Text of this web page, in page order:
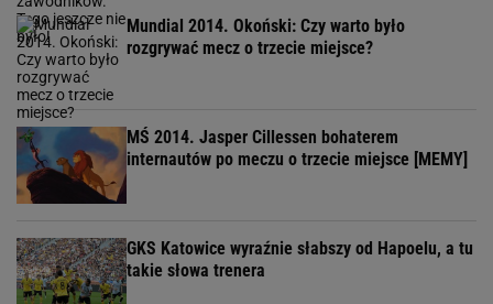
Mundial 2014. Okoński: Czy warto było
rozgrywać mecz o trzecie miejsce?
MŚ 2014. Jasper Cillessen bohaterem
internautów po meczu o trzecie miejsce [MEMY]
GKS Katowice wyraźnie słabszy od Hapoelu, a tu
takie słowa trenera